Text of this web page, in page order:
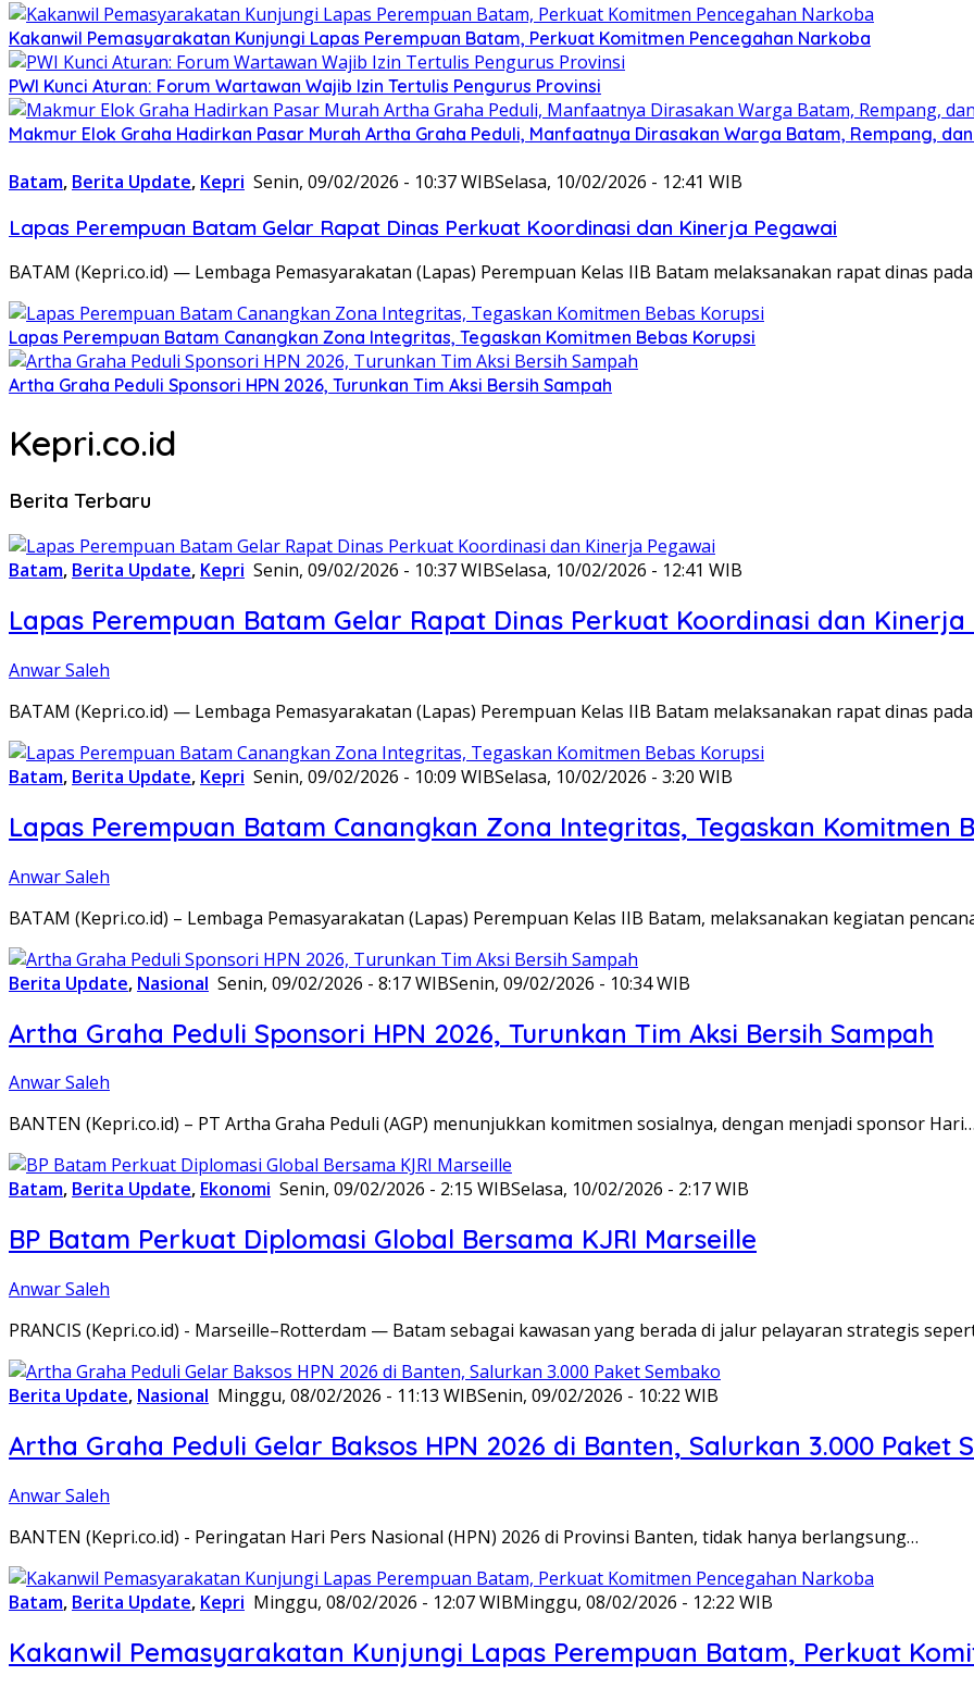
Kakanwil Pemasyarakatan Kunjungi Lapas Perempuan Batam, Perkuat Komitmen Pencegahan Narkoba
PWI Kunci Aturan: Forum Wartawan Wajib Izin Tertulis Pengurus Provinsi
Makmur Elok Graha Hadirkan Pasar Murah Artha Graha Peduli, Manfaatnya Dirasakan Warga Batam, Rempang,
Batam, Berita Update, Kepri Senin, 09/02/2026 - 10:37 WIBSelasa, 10/02/2026 - 12:41 WIB
Lapas Perempuan Batam Gelar Rapat Dinas Perkuat Koordinasi dan Kinerja Pegawai
BATAM (Kepri.co.id) — Lembaga Pemasyarakatan (Lapas) Perempuan Kelas IIB Batam melaksanakan rapat dinas
Lapas Perempuan Batam Canangkan Zona Integritas, Tegaskan Komitmen Bebas Korupsi
Artha Graha Peduli Sponsori HPN 2026, Turunkan Tim Aksi Bersih Sampah
Kepri.co.id
Berita Terbaru
Batam, Berita Update, Kepri Senin, 09/02/2026 - 10:37 WIBSelasa, 10/02/2026 - 12:41 WIB
Lapas Perempuan Batam Gelar Rapat Dinas Perkuat Koordinasi dan Kinerja
Anwar Saleh
BATAM (Kepri.co.id) — Lembaga Pemasyarakatan (Lapas) Perempuan Kelas IIB Batam melaksanakan rapat dinas
Batam, Berita Update, Kepri Senin, 09/02/2026 - 10:09 WIBSelasa, 10/02/2026 - 3:20 WIB
Lapas Perempuan Batam Canangkan Zona Integritas, Tegaskan Komitmen
Anwar Saleh
BATAM (Kepri.co.id) – Lembaga Pemasyarakatan (Lapas) Perempuan Kelas IIB Batam, melaksanakan kegiatan
Berita Update, Nasional Senin, 09/02/2026 - 8:17 WIBSenin, 09/02/2026 - 10:34 WIB
Artha Graha Peduli Sponsori HPN 2026, Turunkan Tim Aksi Bersih Sampah
Anwar Saleh
BANTEN (Kepri.co.id) – PT Artha Graha Peduli (AGP) menunjukkan komitmen sosialnya, dengan menjadi sponsor Hari…
Batam, Berita Update, Ekonomi Senin, 09/02/2026 - 2:15 WIBSelasa, 10/02/2026 - 2:17 WIB
BP Batam Perkuat Diplomasi Global Bersama KJRI Marseille
Anwar Saleh
PRANCIS (Kepri.co.id) - Marseille–Rotterdam — Batam sebagai kawasan yang berada di jalur pelayaran strategis
Berita Update, Nasional Minggu, 08/02/2026 - 11:13 WIBSenin, 09/02/2026 - 10:22 WIB
Artha Graha Peduli Gelar Baksos HPN 2026 di Banten, Salurkan 3.000 Paket
Anwar Saleh
BANTEN (Kepri.co.id) - Peringatan Hari Pers Nasional (HPN) 2026 di Provinsi Banten, tidak hanya berlangsung…
Batam, Berita Update, Kepri Minggu, 08/02/2026 - 12:07 WIBMinggu, 08/02/2026 - 12:22 WIB
Kakanwil Pemasyarakatan Kunjungi Lapas Perempuan Batam, Perkuat